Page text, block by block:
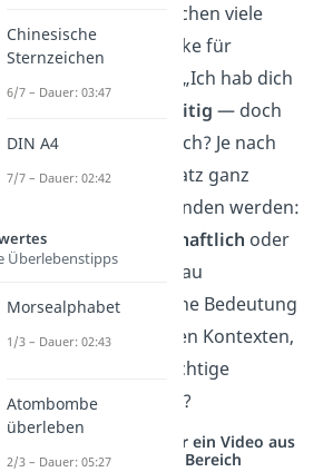
Während du im Deutschen viele
verschiedene Ausdrücke für
Zuneigung findest, ist „Ich hab dich
vielseitig — doch
was bedeutet es wirklich? Je nach
Beziehung kann der Satz ganz
unterschiedlich verstanden werden:
freundschaftlich oder
. Aber wie genau
unterscheidet sich seine Bedeutung
in diesen verschiedenen Kontexten,
und wann ist es der richtige
Moment, ihn zu sagen?
Studyflix vernetzt: Hier ein Video aus
einem anderen Bereich
Chinesische
Sternzeichen
6/7 – Dauer: 03:47
DIN A4
7/7 – Dauer: 02:42
Überlebenstipps
Morsealphabet
1/3 – Dauer: 02:43
Atombombe
überleben
2/3 – Dauer: 05:27